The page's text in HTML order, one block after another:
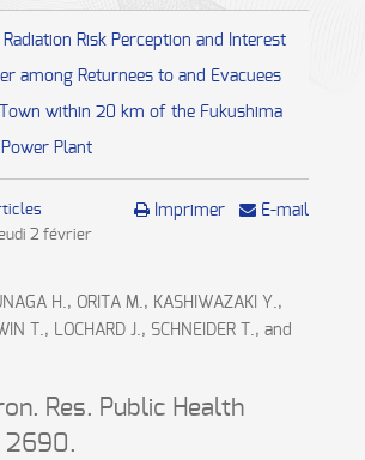
Risk Perception and Interest
among Returnees to and Evacuees
within 20 km of the Fukushima
Plant
Imprimer E-mail
2 février
H., ORITA M., KASHIWAZAKI Y.,
T., LOCHARD J., SCHNEIDER T., and
Res. Public Health
2690.